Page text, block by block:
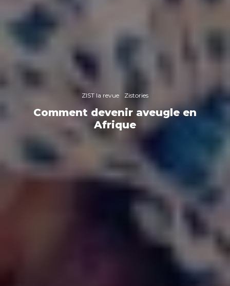
ZIST la revue Zistories
Comment devenir aveugle en
Afrique